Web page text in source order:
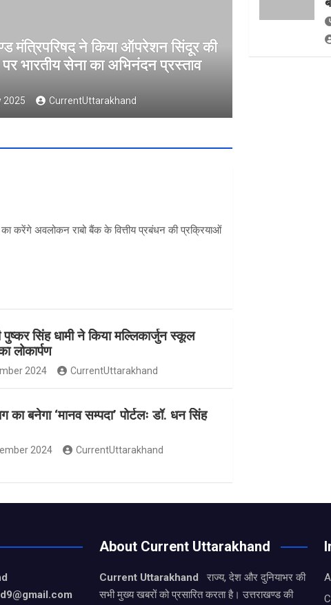
मंत्रिपरिषद ने किया ऑपरेशन सिंदूर की
भारतीय सेना का अभिनंदन प्रस्ताव
2025 CurrentUttarakhand
करेंगे अवलोकन राबो बैंक के वित्तीय प्रबंधन की प्रक्रियाओं
सिंह धामी ने किया मल्लिकार्जुन स्कूल
लोकार्पण
2024 CurrentUttarakhand
का बनेगा ‘मानव सम्पदा’ पोर्टलः डॉ. धन सिंह
2024 CurrentUttarakhand
@gmail.com
About Current Uttarakhand
Current Uttarakhand
राज्य, देश और दुनियाभर की
सभी मुख्य खबरों को प्रसारित करता है। उत्तराखण्ड की